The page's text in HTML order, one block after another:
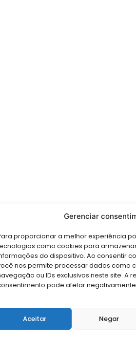
Gerenciar
proporcionar a melhor experiência
como cookies para
do dispositivo. Ao consentir
nos permite processar dados como
ou IDs exclusivos neste site. A
pode afetar
Aceitar Negar